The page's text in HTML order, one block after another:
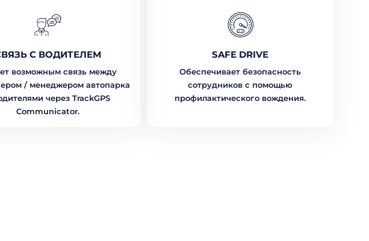
С ВОДИТЕЛЕМ
возможным связь между
/ менеджером автопарка
через TrackGPS
Communicator.
SAFE DRIVE
Обеспечивает безопасность
сотрудников с помощью
профилактического вождения.